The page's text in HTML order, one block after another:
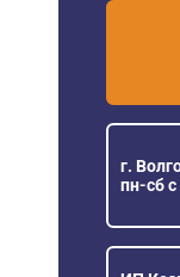
г.
пн-сб с